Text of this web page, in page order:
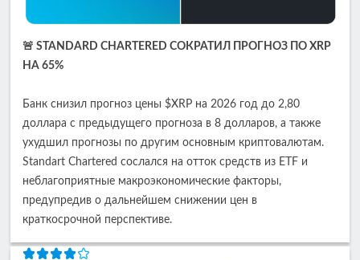
🚨 STANDARD CHARTERED СОКРАТИЛ ПРОГНОЗ ПО XRP
НА 65%
Банк снизил прогноз цены $XRP на 2026 год до 2,80
доллара с предыдущего прогноза в 8 долларов, а также
ухудшил прогнозы по другим основным криптовалютам.
Standart Chartered сослался на отток средств из ETF и
неблагоприятные макроэкономические факторы,
предупредив о дальнейшем снижении цен в
краткосрочной перспективе.